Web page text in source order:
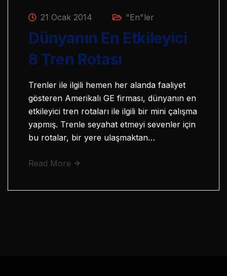
21 Ocak 2014 "En"ler
Dünyanın En Etkileyici
8 Tren Rotası
Trenler ile ilgili hemen her alanda faaliyet
gösteren Amerikalı GE firması, dünyanın en
etkileyici tren rotaları ile ilgili bir mini çalışma
yapmış. Trenle seyahat etmeyi sevenler için
bu rotalar, bir yere ulaşmaktan…
Read More